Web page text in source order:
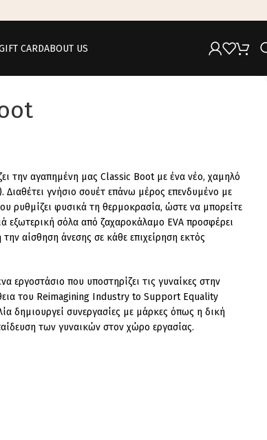
CARDABOUT US
την αγαπημένη μας Classic Boot με ένα νέο, χαμηλό
γνήσιο σουέτ επάνω μέρος επενδυμένο με
ρυθμίζει φυσικά τη θερμοκρασία, ώστε να μπορείτε
εξωτερική σόλα από ζαχαροκάλαμο EVA προσφέρει
αίσθηση άνεσης σε κάθε επιχείρηση εκτός
εργοστάσιο που υποστηρίζει τις γυναίκες στην
του Reimagining Industry to Support Equality
δημιουργεί συνεργασίες με μάρκες όπως η δική
των γυναικών στον χώρο εργασίας.